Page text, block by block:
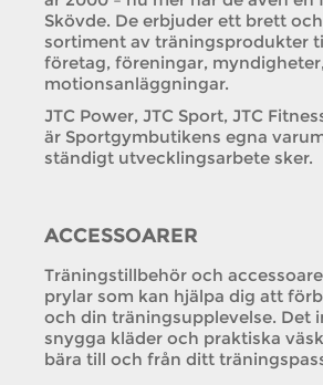
Skövde. De erbjuder ett brett
sortiment av träningsprodukter
företag, föreningar,
motionsanläggningar.
JTC Power, JTC Sport, JTC
är Sportgymbutikens egna
ständigt utvecklingsarbete sker.
ACCESSOARER
Träningstillbehör och
prylar som kan hjälpa dig att
och din träningsupplevelse. Det
snygga kläder och praktiska
bära till och från ditt